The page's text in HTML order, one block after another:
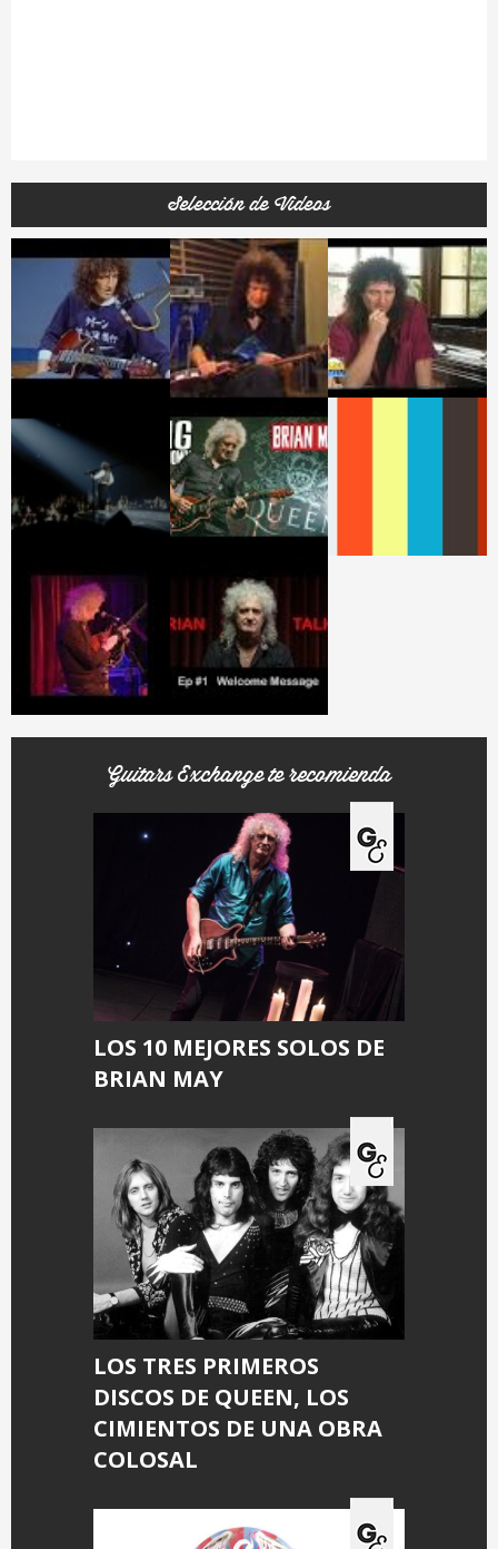
Selección de Videos
Guitars Exchange te recomienda
LOS 10 MEJORES SOLOS DE
BRIAN MAY
LOS TRES PRIMEROS
DISCOS DE QUEEN, LOS
CIMIENTOS DE UNA OBRA
COLOSAL